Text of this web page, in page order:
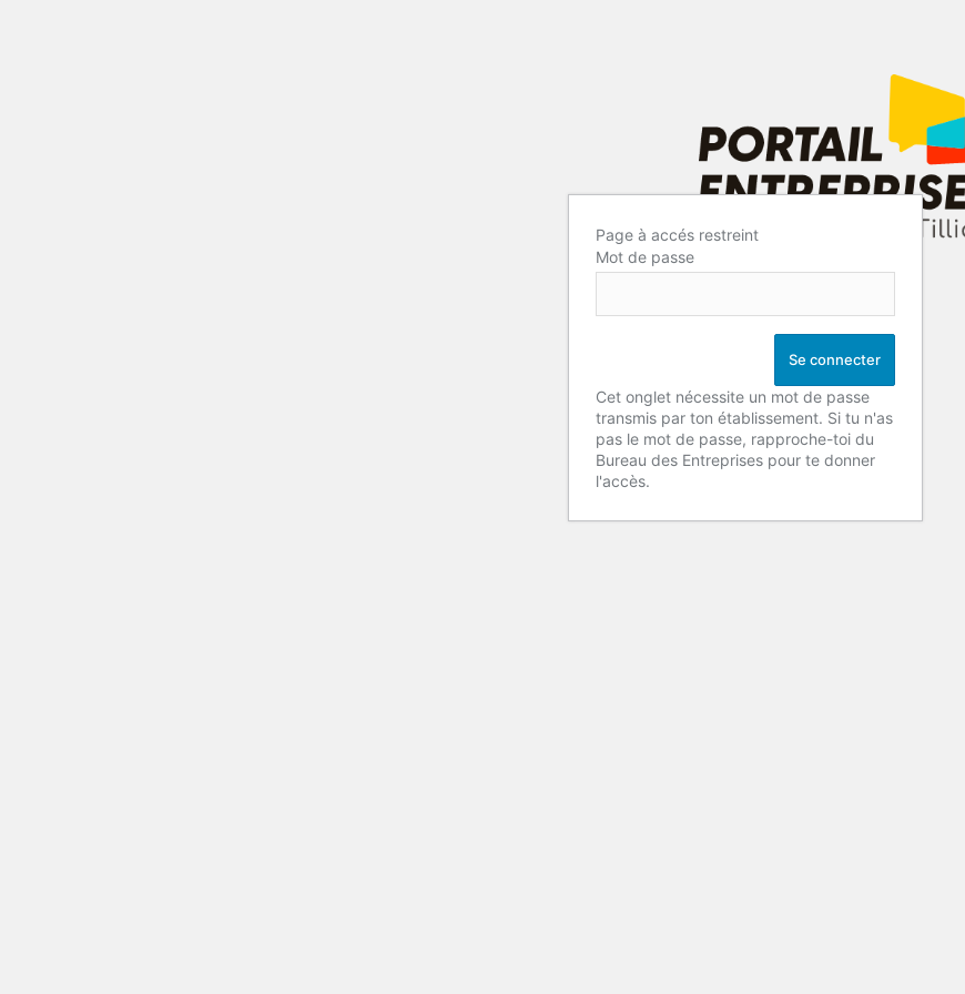
Page à accés restreint
Mot de passe
Cet onglet nécessite un mot de passe
transmis par ton établissement. Si tu n'as
pas le mot de passe, rapproche-toi du
Bureau des Entreprises pour te donner
l'accès.